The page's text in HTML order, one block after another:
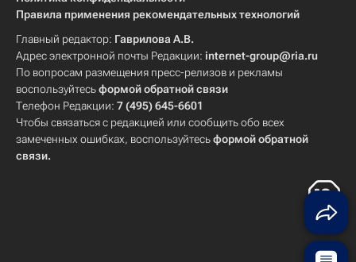
Правила применения рекомендательных технологий
Главный редактор: Гаврилова А.В.
Адрес электронной почты Редакции: internet-group@ria.ru
По вопросам размещения пресс-релизов и рекламы
воспользуйтесьформой обратной связи
Телефон Редакции: 7 (495) 645-6601
Чтобы связаться с редакцией или сообщить обо всех
замеченных ошибках, воспользуйтесьформой обратной
связи.